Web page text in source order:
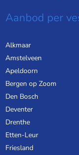
Aanbod per
Alkmaar
Amstelveen
Apeldoorn
Bergen op Zoom
Den Bosch
Deventer
Drenthe
Etten-Leur
Friesland